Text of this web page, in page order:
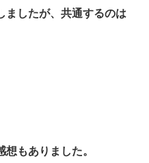
ましたが、共通するのは
もありました。